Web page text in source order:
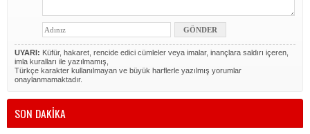
UYARI: Küfür, hakaret, rencide edici cümleler veya imalar, inançlara saldırı içeren,
imla kuralları ile yazılmamış,
Türkçe karakter kullanılmayan ve büyük harflerle yazılmış yorumlar
onaylanmamaktadır.
SON DAKİKA